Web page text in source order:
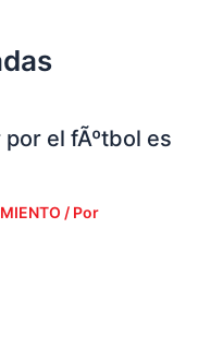
por el fÃºtbol es
/ Por